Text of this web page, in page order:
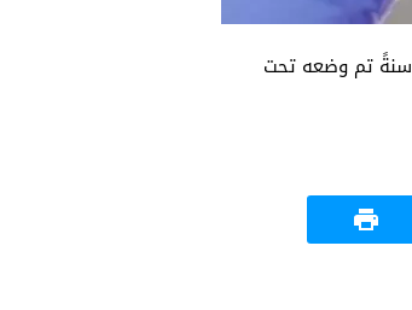
مدينة بوخوم تعلن تسجيل أول حالة إصابة بفيروس كورونا، والأمر يتعلق برجل يبلغ من العمر 68 سنةً تم وضعه تحت